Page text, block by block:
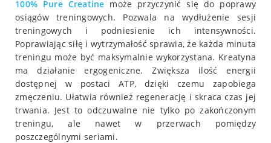
100% Pure Creatine może przyczynić się do poprawy
osiągów treningowych. Pozwala na wydłużenie sesji
treningowych i podniesienie ich intensywności.
Poprawiając siłę i wytrzymałość sprawia, że każda minuta
treningu może być maksymalnie wykorzystana. Kreatyna
ma działanie ergogeniczne. Zwiększa ilość energii
dostępnej w postaci ATP, dzięki czemu zapobiega
zmęczeniu. Ułatwia również regenerację i skraca czas jej
trwania. Jest to odczuwalne nie tylko po zakończonym
treningu, ale nawet w przerwach pomiędzy
poszczególnymi seriami.